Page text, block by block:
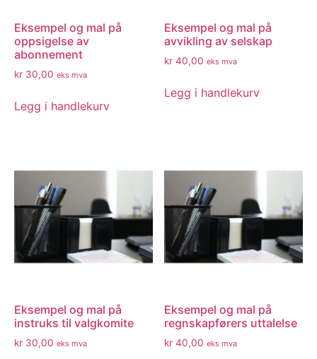
Eksempel og mal på
oppsigelse av
abonnement
kr 30,00 eks mva
Legg i handlekurv
Eksempel og mal på
avvikling av selskap
kr 40,00 eks mva
Legg i handlekurv
Eksempel og mal på
instruks til valgkomite
kr 30,00 eks mva
Eksempel og mal på
regnskapførers uttalelse
kr 40,00 eks mva